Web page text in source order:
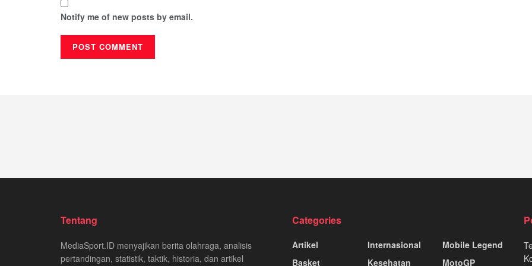
Notify me of new posts by email.
Tentang
MediaSport.ID menyajikan berita olahraga, analisis
pertandingan, statistik, taktik, historia, dan artikel
Categories
Artikel
Basket
Internasional
Kesehatan
Mobile Legend
MotoGP